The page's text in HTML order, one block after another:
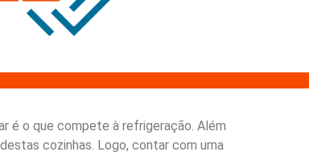
é o que compete à refrigeração. Além
cozinhas. Logo, contar com uma